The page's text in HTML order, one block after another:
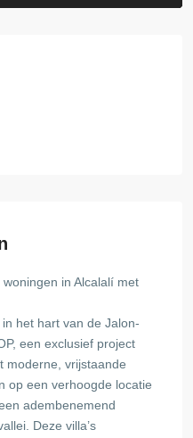
in Alcalalí met
het hart van de Jalon-
een exclusief project
moderne, vrijstaande
op een verhoogde locatie
adembenemend
Deze villa’s